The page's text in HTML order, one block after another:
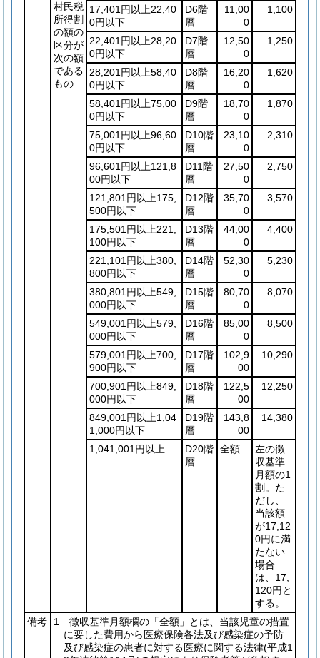
村民税
所得割
の額の
区分が
次の額
である
もの
17,401円以上22,40
0円以下
D6階
層
11,00
0
1,100
22,401円以上28,20
0円以下
D7階
層
12,50
0
1,250
28,201円以上58,40
0円以下
D8階
層
16,20
0
1,620
58,401円以上75,00
0円以下
D9階
層
18,70
0
1,870
75,001円以上96,60
0円以下
D10階
層
23,10
0
2,310
96,601円以上121,8
00円以下
D11階
層
27,50
0
2,750
121,801円以上175,
500円以下
D12階
層
35,70
0
3,570
175,501円以上221,
100円以下
D13階
層
44,00
0
4,400
221,101円以上380,
800円以下
D14階
層
52,30
0
5,230
380,801円以上549,
000円以下
D15階
層
80,70
0
8,070
549,001円以上579,
000円以下
D16階
層
85,00
0
8,500
579,001円以上700,
900円以下
D17階
層
102,9
00
10,290
700,901円以上849,
000円以下
D18階
層
122,5
00
12,250
849,001円以上1,04
1,000円以下
D19階
層
143,8
00
14,380
1,041,001円以上
D20階
層
全額
左の徴
収基準
月額の1
割。た
だし、
当該額
が17,12
0円に満
たない
場合
は、17,
120円と
する。
備考
1 徴収基準月額欄の「全額」とは、当該児童の措置
に要した費用から医療保険各法及び感染症の予防
及び感染症の患者に対する医療に関する法律(平成1